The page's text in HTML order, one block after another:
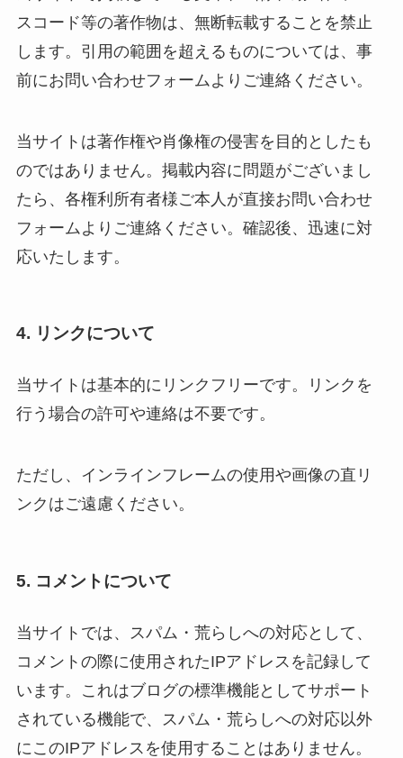
スコード等の著作物は、無断転載することを禁止
します。引用の範囲を超えるものについては、事
前にお問い合わせフォームよりご連絡ください。
当サイトは著作権や肖像権の侵害を目的としたも
のではありません。掲載内容に問題がございまし
たら、各権利所有者様ご本人が直接お問い合わせ
フォームよりご連絡ください。確認後、迅速に対
応いたします。
4. リンクについて
当サイトは基本的にリンクフリーです。リンクを
行う場合の許可や連絡は不要です。
ただし、インラインフレームの使用や画像の直リ
ンクはご遠慮ください。
5. コメントについて
当サイトでは、スパム・荒らしへの対応として、
コメントの際に使用されたIPアドレスを記録して
います。これはブログの標準機能としてサポート
されている機能で、スパム・荒らしへの対応以外
にこのIPアドレスを使用することはありません。